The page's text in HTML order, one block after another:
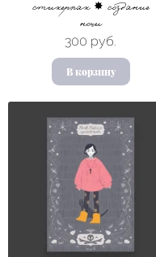
стикерпак ✸ создание
ночи
300 руб.
В корзину